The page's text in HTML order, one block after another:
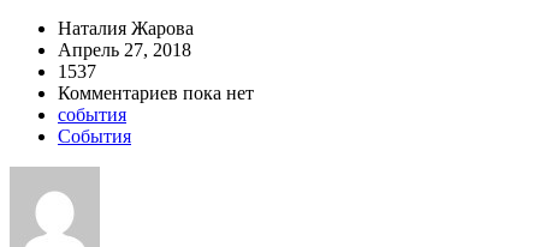
Наталия Жарова
Апрель 27, 2018
1537
Комментариев пока нет
события
События